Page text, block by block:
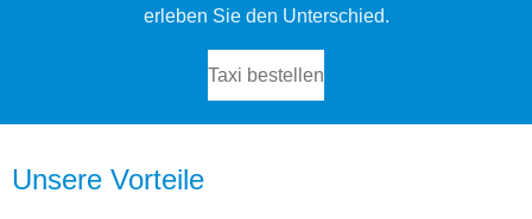
erleben Sie den Unterschied.
Taxi bestellen
Unsere Vorteile